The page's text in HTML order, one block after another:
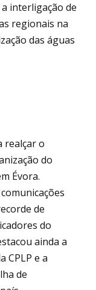
interligação de
regionais na
das águas
realçar o
do
Évora.
de
do
ainda a
CPLP e a
de